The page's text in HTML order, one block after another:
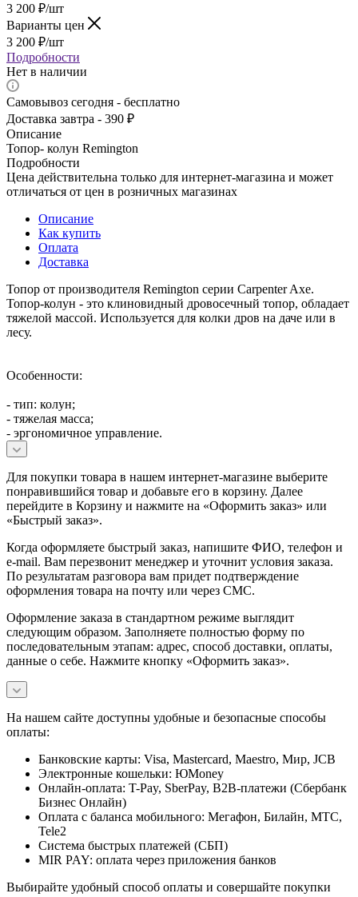
3 200 ₽/шт
Варианты цен
3 200 ₽/шт
Подробности
Нет в наличии
Самовывоз сегодня - бесплатно
Доставка завтра - 390 ₽
Описание
Топор- колун Remington
Подробности
Цена действительна только для интернет-магазина и может
отличаться от цен в розничных магазинах
Описание
Как купить
Оплата
Доставка
Топор от производителя Remington серии Carpenter Axe.
Топор-колун - это клиновидный дровосечный топор, обладает
тяжелой массой. Используется для колки дров на даче или в
лесу.
Особенности:
- тип: колун;
- тяжелая масса;
- эргономичное управление.
Для покупки товара в нашем интернет-магазине выберите
понравившийся товар и добавьте его в корзину. Далее
перейдите в Корзину и нажмите на «Оформить заказ» или
«Быстрый заказ».
Когда оформляете быстрый заказ, напишите ФИО, телефон и
e-mail. Вам перезвонит менеджер и уточнит условия заказа.
По результатам разговора вам придет подтверждение
оформления товара на почту или через СМС.
Оформление заказа в стандартном режиме выглядит
следующим образом. Заполняете полностью форму по
последовательным этапам: адрес, способ доставки, оплаты,
данные о себе. Нажмите кнопку «Оформить заказ».
На нашем сайте доступны удобные и безопасные способы
оплаты:
Банковские карты: Visa, Mastercard, Maestro, Мир, JCB
Электронные кошельки: ЮMoney
Онлайн-оплата: T-Pay, SberPay, B2B-платежи (Сбербанк
Бизнес Онлайн)
Оплата с баланса мобильного: Мегафон, Билайн, МТС,
Tele2
Система быстрых платежей (СБП)
MIR PAY: оплата через приложения банков
Выбирайте удобный способ оплаты и совершайте покупки